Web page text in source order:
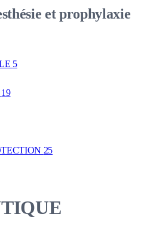
et prophylaxie
5
19
25